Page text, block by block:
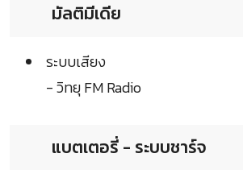
มัลติมีเดีย
ระบบเสียง
- วิทยุ FM Radio
แบตเตอรี่ - ระบบชาร์จ